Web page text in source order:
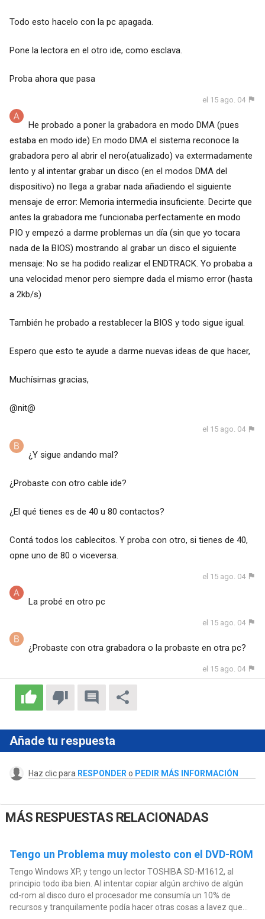
Todo esto hacelo con la pc apagada.
Pone la lectora en el otro ide, como esclava.
Proba ahora que pasa
el 15 ago. 04
He probado a poner la grabadora en modo DMA (pues
estaba en modo ide) En modo DMA el sistema reconoce la
grabadora pero al abrir el nero(atualizado) va extermadamente
lento y al intentar grabar un disco (en el modos DMA del
dispositivo) no llega a grabar nada añadiendo el siguiente
mensaje de error: Memoria intermedia insuficiente. Decirte que
antes la grabadora me funcionaba perfectamente en modo
PIO y empezó a darme problemas un día (sin que yo tocara
nada de la BIOS) mostrando al grabar un disco el siguiente
mensaje: No se ha podido realizar el ENDTRACK. Yo probaba a
una velocidad menor pero siempre dada el mismo error (hasta
a 2kb/s)
También he probado a restablecer la BIOS y todo sigue igual.
Espero que esto te ayude a darme nuevas ideas de que hacer,
Muchísimas gracias,
@nit@
el 15 ago. 04
¿Y sigue andando mal?
¿Probaste con otro cable ide?
¿El qué tienes es de 40 u 80 contactos?
Contá todos los cablecitos. Y proba con otro, si tienes de 40,
opne uno de 80 o viceversa.
el 15 ago. 04
La probé en otro pc
el 15 ago. 04
¿Probaste con otra grabadora o la probaste en otra pc?
el 15 ago. 04
Añade tu respuesta
Haz clic para RESPONDER o PEDIR MÁS INFORMACIÓN
MÁS RESPUESTAS RELACIONADAS
Tengo un Problema muy molesto con el DVD-ROM
Tengo Windows XP, y tengo un lector TOSHIBA SD-M1612, al
principio todo iba bien. Al intentar copiar algún archivo de algún
cd-rom al disco duro el procesador me consumía un 10% de
recursos y tranquilamente podía hacer otras cosas a lavez que...